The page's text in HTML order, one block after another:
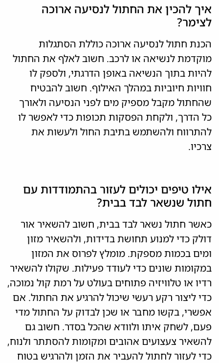
איך להכין את החתול לנסיעה ארוכה
לצימר?
הכנת חתול לנסיעה ארוכה כוללת הסתגלות
מוקדמת לנשיאה או לרכב. חשוב לאלף את החתול
להיות בתוך הנשיאה באופן הדרגתי, ולספק לו
חוויות חיוביות במהלך האילוף. חשוב להבטיח
שהחתול מקבל מספיק מים לפני הנסיעה ולאורך
כל הדרך, ולקחת הפסקות תכופות כדי לאפשר לו
להתרווח ולהשתמש בתיבת החול ולעשות את
צרכיו.
אילו טיפים יכולים לעזור בהתמודדות עם
חתול שנשאר לבד בבית?
כאשר חתול נשאר לבד בבית, חשוב להשאיר אור
דולק כדי למנוע תחושת בדידות, ולהשאיר מזון
ומים בכמות מספקת. מומלץ לפרוס את המזון
במקומות שונים כדי לעודד פעילות. שקולו להשאיר
רדיו או טלוויזיה פתוחים בעולט על רמת קול נמוכה,
כדי ליצור רקע רעשי שיכול להרגיע את החתול. אם
אפשרי, בקשו מחבר או שכן לבדוק על החתול מדי
פעם, לשחק איתו ולוודא שהכל בסדר. חשוב גם
להשאיר צעצועים אהובים ומקומות להסתתר ולנוח,
כדי לעזור לחתול להעביר את הזמן ולהרגיש בטוח